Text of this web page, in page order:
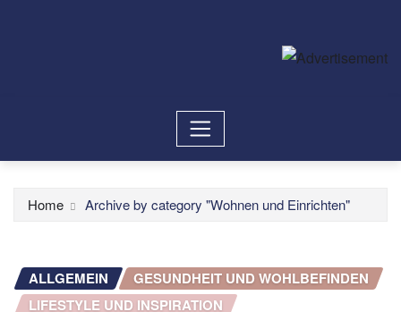
Home Archive by category "Wohnen und Einrichten"
ALLGEMEIN
GESUNDHEIT UND WOHLBEFINDEN
LIFESTYLE UND INSPIRATION